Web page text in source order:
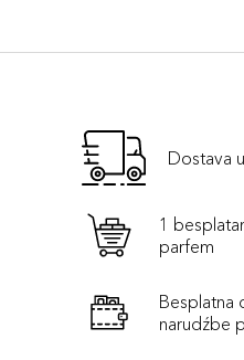
Dostava
1
parfem
Besplatna
narudźbe